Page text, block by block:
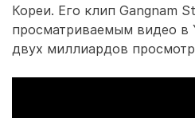
Кореи. Его клип Gangnam
просматриваемым видео в
двух миллиардов